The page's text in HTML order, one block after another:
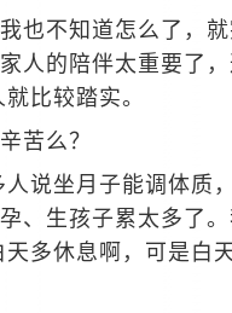
不知道怎么了，就
人的陪伴太重要了
比较踏实。
苦么？
坐月子能调体质
、生孩子累太多了
多休息啊，可是白